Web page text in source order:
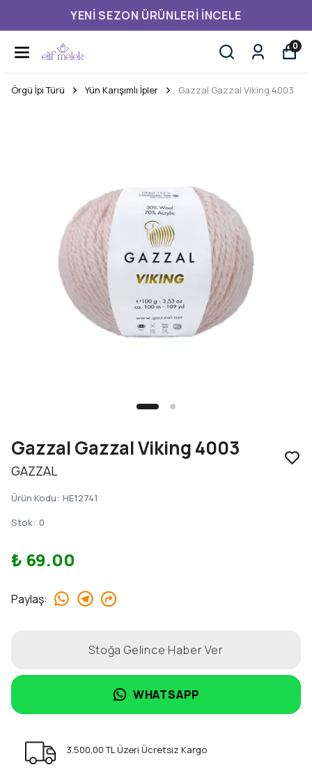
YENI SEZON ÜRÜNLERI İNCELE
0
Örgü İpi Türü Yün Karışımlı İpler Gazzal Gazzal Viking 4003
Gazzal Gazzal Viking 4003
GAZZAL
Ürün Kodu: HE12741
Stok: 0
₺ 69.00
Paylaş:
Stoğa Gelince Haber Ver
WHATSAPP
3.500,00 TL Üzeri Ücretsiz Kargo